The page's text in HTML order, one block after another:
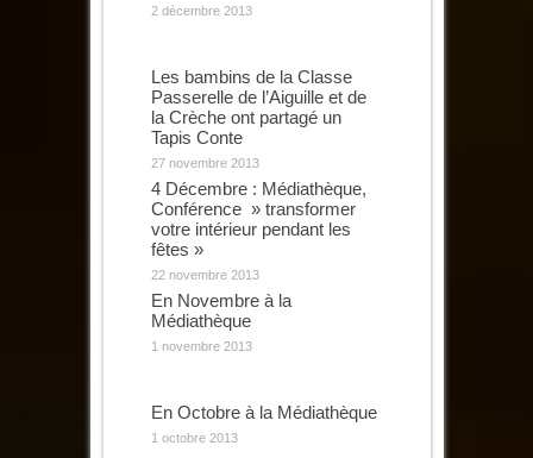
2 décembre 2013
Les bambins de la Classe
Passerelle de l’Aiguille et de
la Crèche ont partagé un
Tapis Conte
27 novembre 2013
4 Décembre : Médiathèque,
Conférence » transformer
votre intérieur pendant les
fêtes »
22 novembre 2013
En Novembre à la
Médiathèque
1 novembre 2013
En Octobre à la Médiathèque
1 octobre 2013